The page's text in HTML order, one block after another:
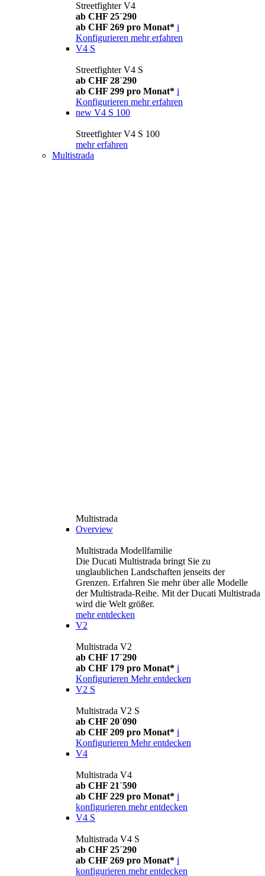
Streetfighter V4
ab CHF 25´290
ab CHF 269 pro Monat* i
Konfigurieren mehr erfahren
V4 S
Streetfighter V4 S
ab CHF 28´290
ab CHF 299 pro Monat* i
Konfigurieren mehr erfahren
new V4 S 100
Streetfighter V4 S 100
mehr erfahren
Multistrada
Multistrada
Overview
Multistrada Modellfamilie
Die Ducati Multistrada bringt Sie zu
unglaublichen Landschaften jenseits der
Grenzen. Erfahren Sie mehr über alle Modelle
der Multistrada-Reihe. Mit der Ducati Multistrada
wird die Welt größer.
mehr entdecken
V2
Multistrada V2
ab CHF 17´290
ab CHF 179 pro Monat* i
Konfigurieren Mehr entdecken
V2 S
Multistrada V2 S
ab CHF 20´090
ab CHF 209 pro Monat* i
Konfigurieren Mehr entdecken
V4
Multistrada V4
ab CHF 21´590
ab CHF 229 pro Monat* i
konfigurieren mehr entdecken
V4 S
Multistrada V4 S
ab CHF 25´290
ab CHF 269 pro Monat* i
konfigurieren mehr entdecken